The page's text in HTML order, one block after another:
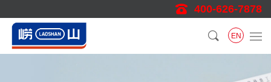
400-626-7878
EN